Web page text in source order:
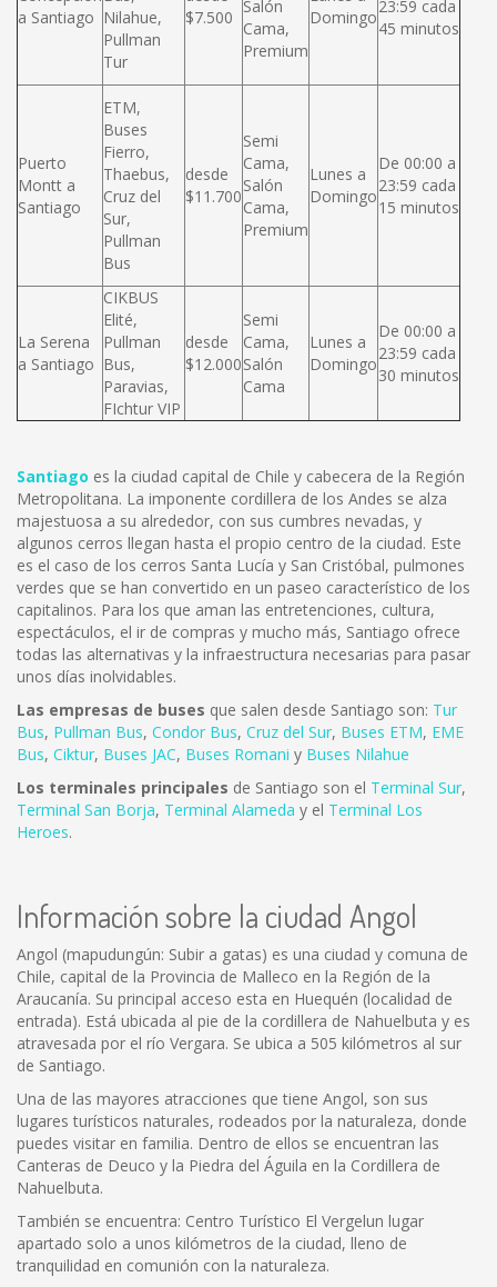
a Santiago Nilahue,
Pullman
Tur
$7.500
Salón
Cama,
Premium
Domingo
23:59 cada
45 minutos
Puerto
Montt a
Santiago
ETM,
Buses
Fierro,
Thaebus,
Cruz del
Sur,
Pullman
Bus
desde
$11.700
Semi
Cama,
Salón
Cama,
Premium
Lunes a
Domingo
De 00:00 a
23:59 cada
15 minutos
La Serena
a Santiago
CIKBUS
Elité,
Pullman
Bus,
Paravias,
FIchtur VIP
desde
$12.000
Semi
Cama,
Salón
Cama
Lunes a
Domingo
De 00:00 a
23:59 cada
30 minutos
Santiago es la ciudad capital de Chile y cabecera de la Región
Metropolitana. La imponente cordillera de los Andes se alza
majestuosa a su alrededor, con sus cumbres nevadas, y
algunos cerros llegan hasta el propio centro de la ciudad. Este
es el caso de los cerros Santa Lucía y San Cristóbal, pulmones
verdes que se han convertido en un paseo característico de los
capitalinos. Para los que aman las entretenciones, cultura,
espectáculos, el ir de compras y mucho más, Santiago ofrece
todas las alternativas y la infraestructura necesarias para pasar
unos días inolvidables.
Las empresas de buses que salen desde Santiago son: Tur
Bus, Pullman Bus, Condor Bus, Cruz del Sur, Buses ETM, EME
Bus, Ciktur, Buses JAC, Buses Romani y Buses Nilahue
Los terminales principales de Santiago son el Terminal Sur,
Terminal San Borja, Terminal Alameda y el Terminal Los
Heroes.
Información sobre la ciudad Angol
Angol (mapudungún: Subir a gatas) es una ciudad y comuna de
Chile, capital de la Provincia de Malleco en la Región de la
Araucanía. Su principal acceso esta en Huequén (localidad de
entrada). Está ubicada al pie de la cordillera de Nahuelbuta y es
atravesada por el río Vergara. Se ubica a 505 kilómetros al sur
de Santiago.
Una de las mayores atracciones que tiene Angol, son sus
lugares turísticos naturales, rodeados por la naturaleza, donde
puedes visitar en familia. Dentro de ellos se encuentran las
Canteras de Deuco y la Piedra del Águila en la Cordillera de
Nahuelbuta.
También se encuentra: Centro Turístico El Vergelun lugar
apartado solo a unos kilómetros de la ciudad, lleno de
tranquilidad en comunión con la naturaleza.